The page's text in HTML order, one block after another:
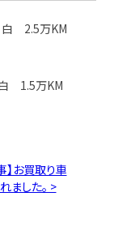
白 2.5万KM
1.5万KM
】お買取り車
ました。 >